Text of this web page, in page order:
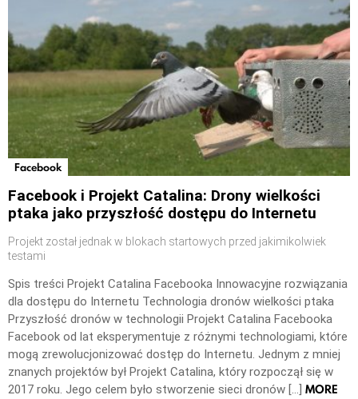
Facebook
Facebook i Projekt Catalina: Drony wielkości
ptaka jako przyszłość dostępu do Internetu
Projekt został jednak w blokach startowych przed jakimikolwiek
testami
Spis treści Projekt Catalina Facebooka Innowacyjne rozwiązania
dla dostępu do Internetu Technologia dronów wielkości ptaka
Przyszłość dronów w technologii Projekt Catalina Facebooka
Facebook od lat eksperymentuje z różnymi technologiami, które
mogą zrewolucjonizować dostęp do Internetu. Jednym z mniej
znanych projektów był Projekt Catalina, który rozpoczął się w
2017 roku. Jego celem było stworzenie sieci dronów […] MORE